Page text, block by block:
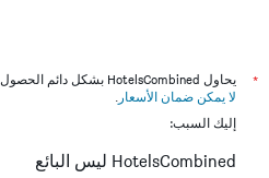
*
يحاول HotelsCombined بشكل دائم الحصول على الأسعار الدقيقة، ولكن
لا يمكن ضمان الأسعار .
إليك السبب:
HotelsCombined ليس البائع